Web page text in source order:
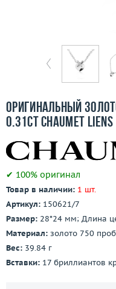
О компании
Контакты
3D-тур по шоуруму
Оригинальный
0.31ct Chaumet Liens
✔ 100% оригинал
Товар в наличии: 1 шт.
Артикул: 150621/7
Размер: 28*24 мм; Длина
Материал: золото 750
Вес: 39.84 г
Вставки: 17 бриллиантов